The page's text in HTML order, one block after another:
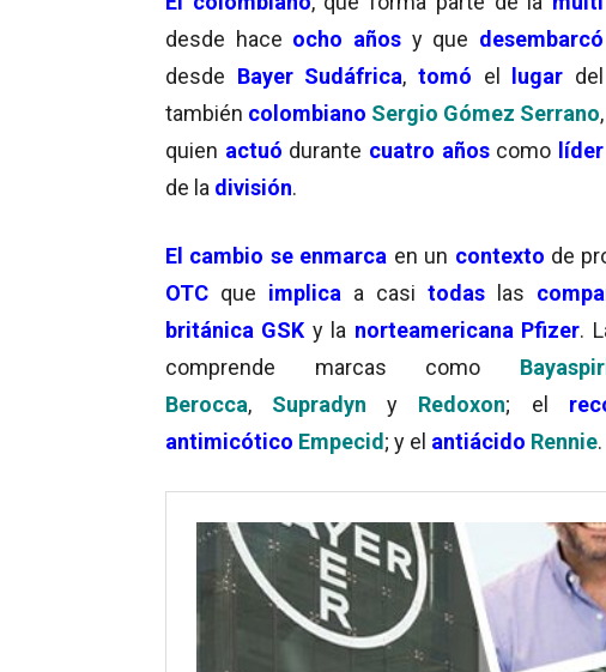
desde hace ocho años y que desembarcó
desde Bayer Sudáfrica,tomó el lugar del
también colombiano Sergio Gómez Serrano,
quien actuó durante cuatro añoscomo líder
de la división.
El cambio se enmarca en un contexto de
OTC que implica a casi todas las
británica GSK y la norteamericana Pfizer.
comprende marcas como
Berocca, Supradyn y Redoxon; el
antimicótico Empecid; y el antiácido Rennie.